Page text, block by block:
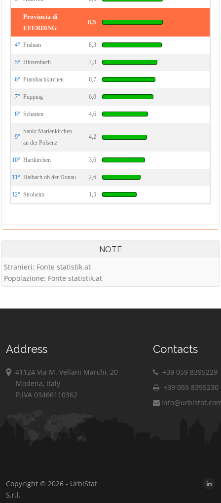
Provincia di
EFERDING
8,5
4° Fraham 8,3
5° Hinzenbach 7,3
6° Prambachkirchen 6,7
7° Pupping 6,0
8° Scharten 4,6
9°
Sankt Marienkirchen
an der Polsenz
4,2
10° Hartkirchen 3,6
11° Haibach ob der Donau 2,6
12° Stroheim 1,5
NOTE
Stranieri: Fonte statistik.at
Popolazione: Fonte statistik.at
Address
41124 Via M. Vellani Marchi, 20
Modena, Italy
P.IVA 03466110362
Contacts
+39 059 8395229
+39 059 8395230
Copyright © 2026 - UrbiStat
S.r.l.